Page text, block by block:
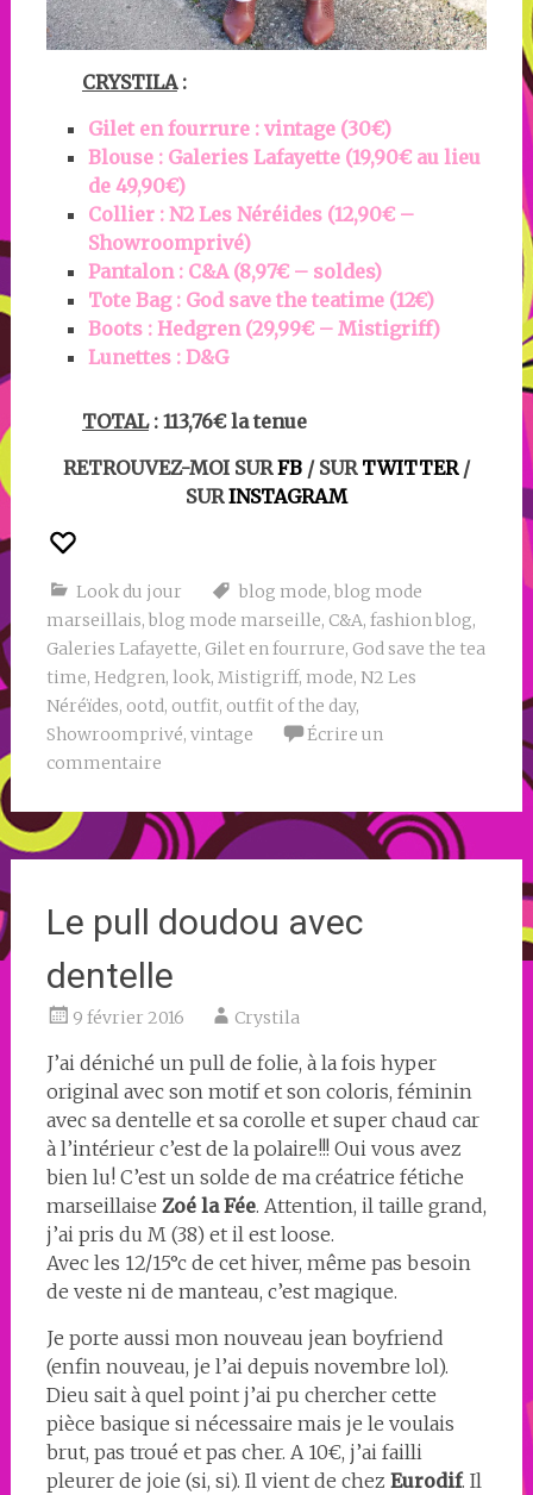
CRYSTILA:
Gilet en fourrure : vintage (30€)
Blouse : Galeries Lafayette (19,90€ au lieu
de 49,90€)
Collier : N2 Les Néréides (12,90€ –
Showroomprivé)
Pantalon : C&A (8,97€ – soldes)
Tote Bag : God save the teatime (12€)
Boots : Hedgren (29,99€ – Mistigriff)
Lunettes : D&G
TOTAL: 113,76€ la tenue
RETROUVEZ-MOI SUR FB / SUR TWITTER/
SURINSTAGRAM
Look du jour blog mode, blog mode
marseillais, blog mode marseille, C&A, fashion blog,
Galeries Lafayette, Gilet en fourrure, God save the tea
time, Hedgren, look, Mistigriff, mode, N2 Les
Néréïdes, ootd, outfit, outfit of the day,
Showroomprivé, vintage
Écrire un
commentaire
Le pull doudou avec
dentelle
9 février 2016 Crystila
J’ai déniché un pull de folie, à la fois hyper
original avec son motif et son coloris, féminin
avec sa dentelle et sa corolle et super chaud car
à l’intérieur c’est de la polaire!!! Oui vous avez
bien lu! C’est un solde de ma créatrice fétiche
marseillaise Zoé la Fée. Attention, il taille grand,
j’ai pris du M (38) et il est loose.
Avec les 12/15°c de cet hiver, même pas besoin
de veste ni de manteau, c’est magique.
Je porte aussi mon nouveau jean boyfriend
(enfin nouveau, je l’ai depuis novembre lol).
Dieu sait à quel point j’ai pu chercher cette
pièce basique si nécessaire mais je le voulais
brut, pas troué et pas cher. A 10€, j’ai failli
pleurer de joie (si, si). Il vient de chez Eurodif. Il